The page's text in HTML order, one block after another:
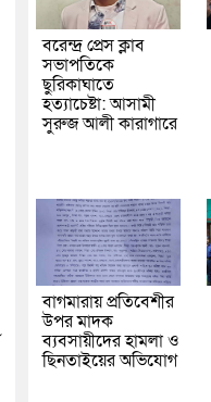
বরেন্দ্র প্রেস ক্লাব
সভাপতিকে
ছুরিকাঘাতে
হত্যাচেষ্টা: আসামী
সুরুজ আলী কারাগারে
বাগমারায় প্রতিবেশীর
উপর মাদক
ব্যবসায়ীদের হামলা ও
ছিনতাইয়ের অভিযোগ